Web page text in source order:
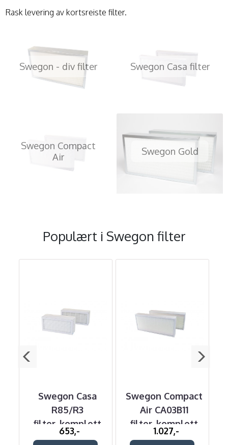
Rask levering av kortsreiste filter.
Swegon - div filter Swegon Casa filter
Swegon Compact
Air
Swegon Gold
Populært i Swegon filter
Swegon Casa
R85/R3
filter, komplett
filtersett
653,-
Swegon Compact
Air CA03B11
filter, komplett
filtersett
1.027,-